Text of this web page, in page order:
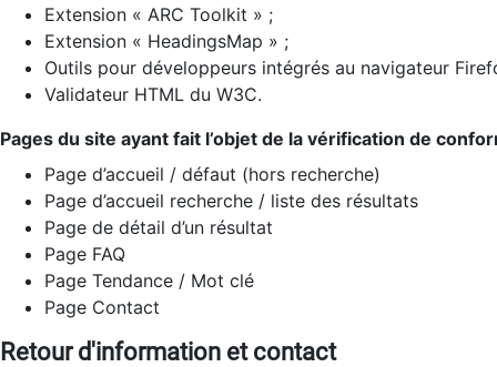
Extension « ARC Toolkit » ;
Extension « HeadingsMap » ;
Outils pour développeurs intégrés au navigateur
Validateur HTML du W3C.
Pages du site ayant fait l’objet de la vérification de
Page d’accueil / défaut (hors recherche)
Page d’accueil recherche / liste des résultats
Page de détail d’un résultat
Page FAQ
Page Tendance / Mot clé
Page Contact
Retour d'information et contact